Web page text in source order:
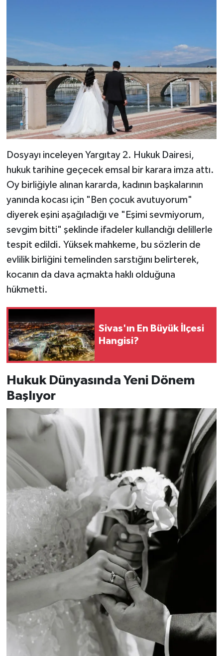
Dosyayı inceleyen Yargıtay 2. Hukuk Dairesi,
hukuk tarihine geçecek emsal bir karara imza attı.
Oy birliğiyle alınan kararda, kadının başkalarının
yanında kocası için "Ben çocuk avutuyorum"
diyerek eşini aşağıladığı ve "Eşimi sevmiyorum,
sevgim bitti" şeklinde ifadeler kullandığı delillerle
tespit edildi. Yüksek mahkeme, bu sözlerin de
evlilik birliğini temelinden sarstığını belirterek,
kocanın da dava açmakta haklı olduğuna
hükmetti.
Sivas'ın En Büyük İlçesi
Hangisi?
Hukuk Dünyasında Yeni Dönem
Başlıyor